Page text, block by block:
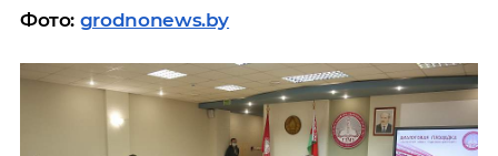
Фото: grodnonews.by